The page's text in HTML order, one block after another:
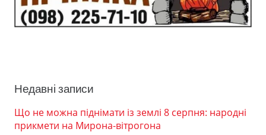
Недавні записи
Що не можна піднімати із землі 8 серпня: народні
прикмети на Мирона-вітрогона